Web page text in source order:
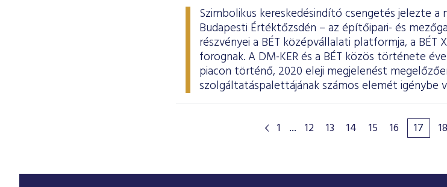
Szimbolikus kereskedésindító csengetés jelezte
Budapesti Értéktőzsdén – az építőipari- és
részvényei a BÉT középvállalati platformja, a
forognak. A DM-KER és a BÉT közös története
piacon történő, 2020 eleji megjelenést
szolgáltatáspalettájának számos elemét igénybe
1 ... 12 13 14 15 16 17 18